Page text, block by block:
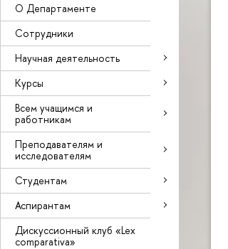
О Департаменте
Сотрудники
Научная деятельность
Курсы
Всем учащимся и
работникам
Преподавателям и
исследователям
Студентам
Аспирантам
Дискуссионный клуб «Lex
comparativa»